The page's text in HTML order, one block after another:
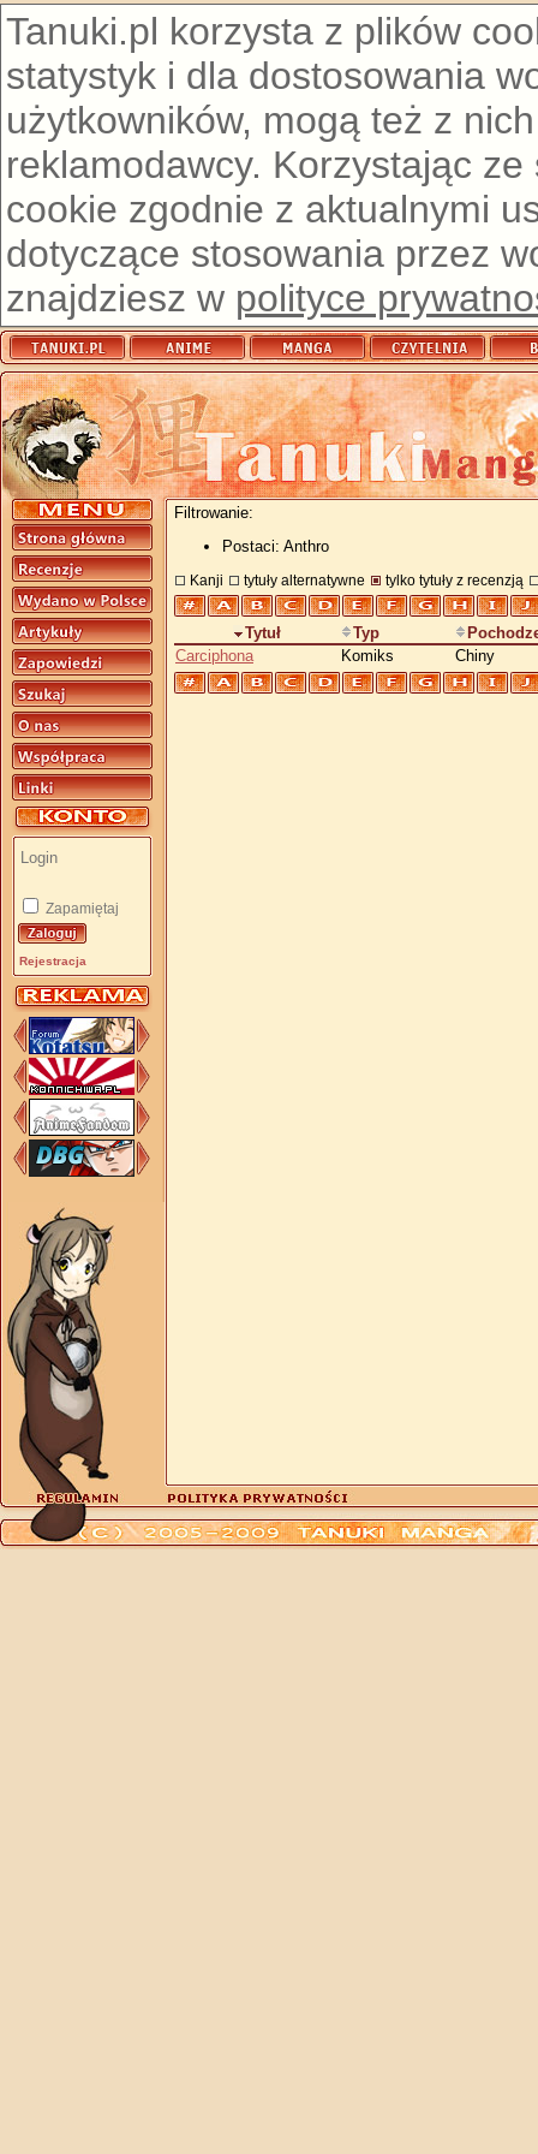
Tanuki.pl korzysta z plików
statystyk i dla dostosowania
użytkowników, mogą też z
reklamodawcy. Korzystając
cookie zgodnie z aktualnymi
dotyczące stosowania przez
znajdziesz w polityce
Zapamiętaj
Rejestracja
Filtrowanie:
Postaci: Anthro
Kanji tytuły alternatywne tylko tytuły z recenzją
Tytuł Typ
Carciphona
Komiks Chiny